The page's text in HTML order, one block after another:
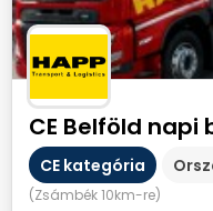
CE Belföld napi
CE kategória
(Zsámbék 10km-re)